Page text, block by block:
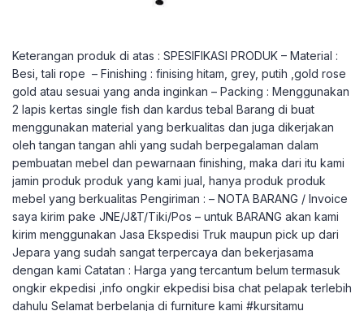
Keterangan produk di atas : SPESIFIKASI PRODUK – Material :
Besi, tali rope – Finishing : finising hitam, grey, putih ,gold rose
gold atau sesuai yang anda inginkan – Packing : Menggunakan
2 lapis kertas single fish dan kardus tebal Barang di buat
menggunakan material yang berkualitas dan juga dikerjakan
oleh tangan tangan ahli yang sudah berpegalaman dalam
pembuatan mebel dan pewarnaan finishing, maka dari itu kami
jamin produk produk yang kami jual, hanya produk produk
mebel yang berkualitas Pengiriman : – NOTA BARANG / Invoice
saya kirim pake JNE/J&T/Tiki/Pos – untuk BARANG akan kami
kirim menggunakan Jasa Ekspedisi Truk maupun pick up dari
Jepara yang sudah sangat terpercaya dan bekerjasama
dengan kami Catatan : Harga yang tercantum belum termasuk
ongkir ekpedisi ,info ongkir ekpedisi bisa chat pelapak terlebih
dahulu Selamat berbelanja di furniture kami #kursitamu